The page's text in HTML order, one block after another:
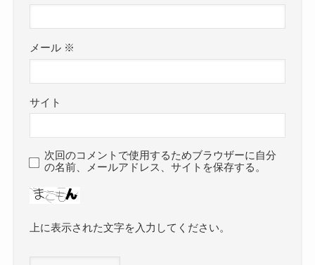
メール ※
サイト
次回のコメントで使用するためブラウザーに自分
の名前、メールアドレス、サイトを保存する。
上に表示された文字を入力してください。